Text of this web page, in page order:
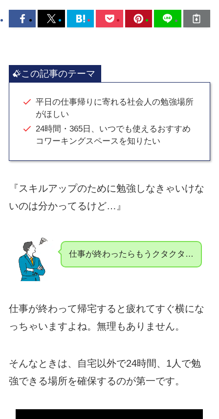
この記事のテーマ
平日の仕事帰りに寄れる社会人の勉強場所
がほしい
24時間・365日、いつでも使えるおすすめ
コワーキングスペースを知りたい
『スキルアップのために勉強しなきゃいけな
いのは分かってるけど…』
仕事が終わったらもうクタクタ…
仕事が終わって帰宅すると疲れてすぐ横にな
っちゃいますよね。無理もありません。
そんなときは、自宅以外で24時間、1人で勉
強できる場所を確保するのが第一です。